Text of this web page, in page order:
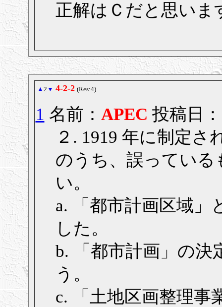
正解はＣだと思いま
▲ 2 ▼ 4-2-2 (Res:4)
1 名前： APEC 投稿日
２. 1919 年に制定
のうち、誤っている
い。
a. 「都市計画区域」
した。
b. 「都市計画」の決
う。
c. 「土地区画整理事